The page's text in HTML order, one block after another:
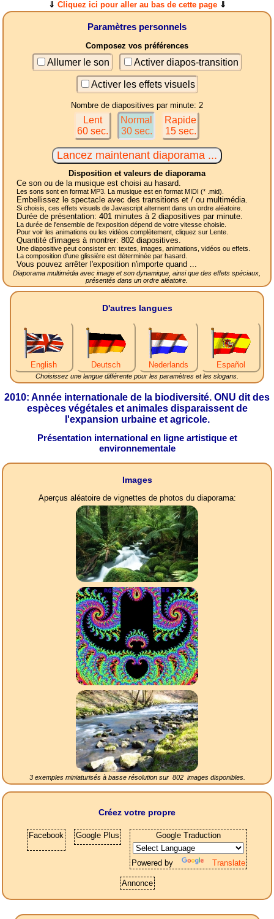
⇓ Cliquez ici pour aller au bas de cette page⇓
Paramètres personnels
Composez vos préférences
Allumer le son Activer diapos-transition
Activer les effets visuels
Nombre de diapositives par minute: 2
Lent
60 sec.
Normal
30 sec.
Rapide
15 sec.
Disposition et valeurs de diaporama
Ce son ou de la musique est choisi au hasard.
Les sons sont en format MP3. La musique est en format MIDI (* .mid).
Embellissez le spectacle avec des transitions et / ou multimédia.
Si choisis, ces effets visuels de Javascript alternent dans un ordre aléatoire.
Durée de présentation: 401 minutes à 2 diapositives par minute.
La durée de l'ensemble de l'exposition dépend de votre vitesse choisie.
Pour voir les animations ou les vidéos complètement, cliquez sur Lente.
Quantité d'images à montrer: 802diapositives.
Une diapositive peut consister en: textes, images, animations, vidéos ou effets.
La composition d'une glissière est déterminée par hasard.
Vous pouvez arrêter l'exposition n'importe quand ...
Diaporama multimédia avec image et son dynamique, ainsi que des effets spéciaux,
présentés dans un ordre aléatoire.
D'autres langues
English Deutsch Nederlands Español
Choisissez une langue différente pour les paramètres et les slogans.
2010: Année internationale de la biodiversité. ONU dit des
espèces végétales et animales disparaissent de
l'expansion urbaine et agricole.
Présentation international en ligne artistique et
environnementale
Images
Aperçus aléatoire de vignettes de photos du diaporama:
3 exemples miniaturisés à basse résolution sur 802images disponibles.
Créez votre propre
Facebook Google Plus Google Traduction
Powered by Translate
Annonce